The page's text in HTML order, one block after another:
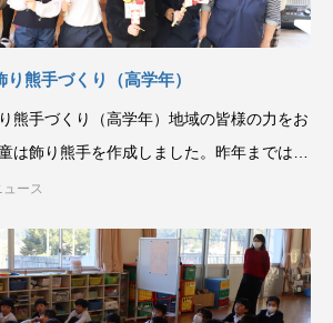
熊手づくり（高学年）
熊手づくり（高学年）地域の皆様の力をお
は飾り熊手を作成しました。昨年までは注
ース